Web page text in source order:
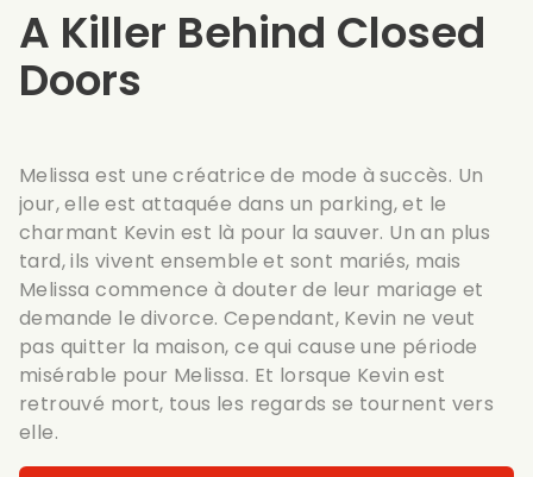
A Killer Behind Closed
Doors
Melissa est une créatrice de mode à succès. Un
jour, elle est attaquée dans un parking, et le
charmant Kevin est là pour la sauver. Un an plus
tard, ils vivent ensemble et sont mariés, mais
Melissa commence à douter de leur mariage et
demande le divorce. Cependant, Kevin ne veut
pas quitter la maison, ce qui cause une période
misérable pour Melissa. Et lorsque Kevin est
retrouvé mort, tous les regards se tournent vers
elle.